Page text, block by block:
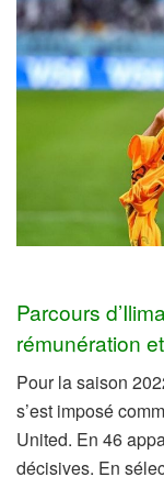
Parcours
rémunération
Pour la saison
s’est imposé
United. En 46
décisives. En